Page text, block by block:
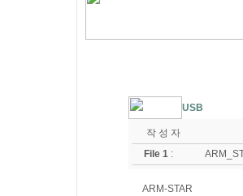
USB
작 성 자
File 1 :
ARM-STAR